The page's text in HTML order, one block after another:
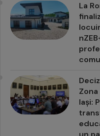
La
Iași: